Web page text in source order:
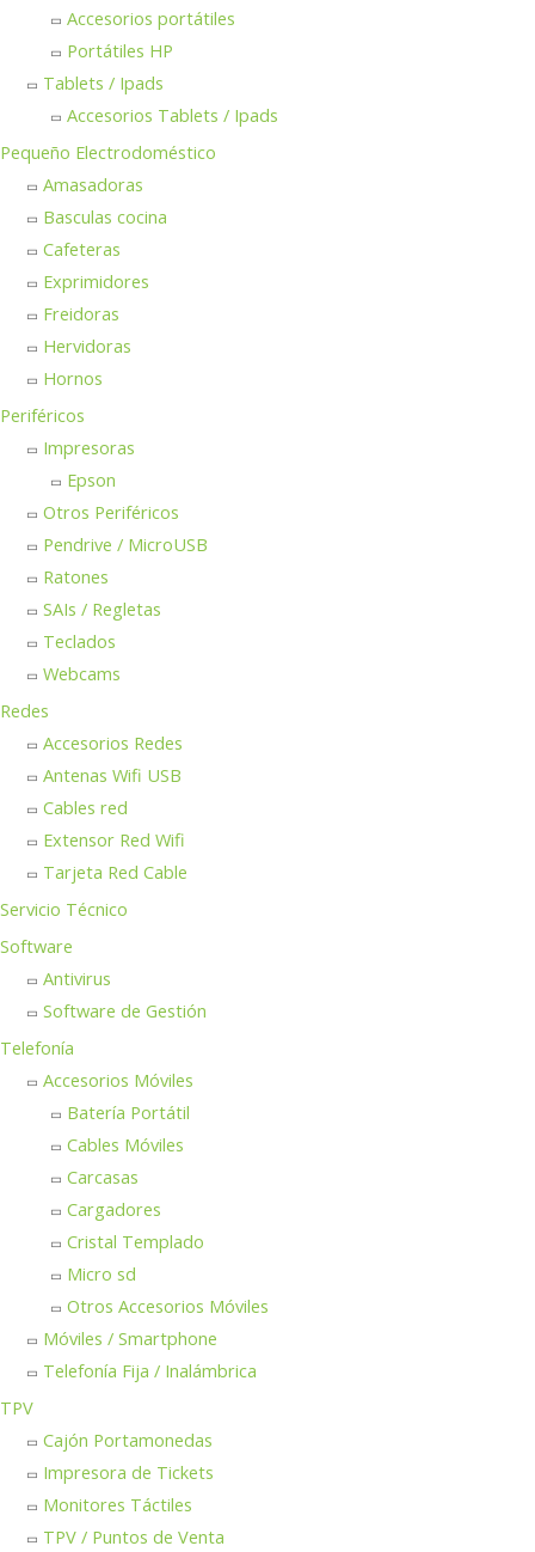
Accesorios portátiles
Portátiles HP
Tablets / Ipads
Accesorios Tablets / Ipads
Pequeño Electrodoméstico
Amasadoras
Basculas cocina
Cafeteras
Exprimidores
Freidoras
Hervidoras
Hornos
Periféricos
Impresoras
Epson
Otros Periféricos
Pendrive / MicroUSB
Ratones
SAIs / Regletas
Teclados
Webcams
Redes
Accesorios Redes
Antenas Wifi USB
Cables red
Extensor Red Wifi
Tarjeta Red Cable
Servicio Técnico
Software
Antivirus
Software de Gestión
Telefonía
Accesorios Móviles
Batería Portátil
Cables Móviles
Carcasas
Cargadores
Cristal Templado
Micro sd
Otros Accesorios Móviles
Móviles / Smartphone
Telefonía Fija / Inalámbrica
TPV
Cajón Portamonedas
Impresora de Tickets
Monitores Táctiles
TPV / Puntos de Venta